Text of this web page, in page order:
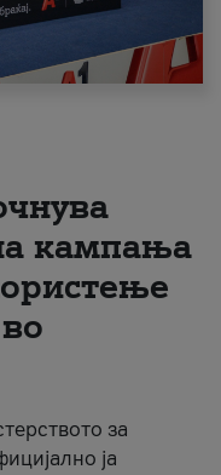
кампања
за
ја